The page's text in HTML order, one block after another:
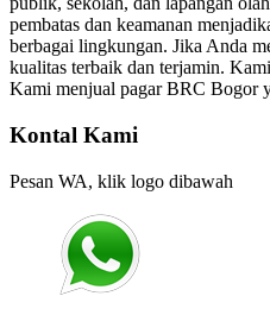
pembatas dan keamanan
berbagai lingkungan. Jika Anda
kualitas terbaik dan terjamin.
Kami menjual pagar BRC Bogor
Kontal Kami
Pesan WA, klik logo dibawah